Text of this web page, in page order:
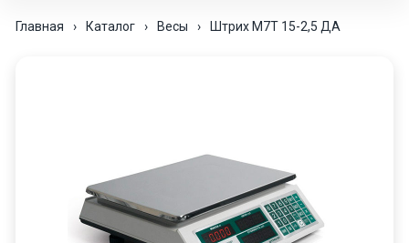
Главная › Каталог › Весы › Штрих М7Т 15-2,5 ДА